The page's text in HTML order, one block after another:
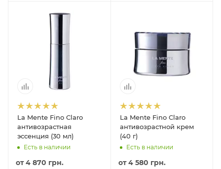
La Mente Fino Claro
антивозрастная
эссенция (30 мл)
Есть в наличии
от4 870 грн.
La Mente Fino Claro
антивозрастной крем
(40 г)
Есть в наличии
от4 580 грн.